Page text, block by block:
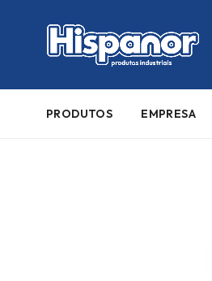
PRODUTOS EMPRESA